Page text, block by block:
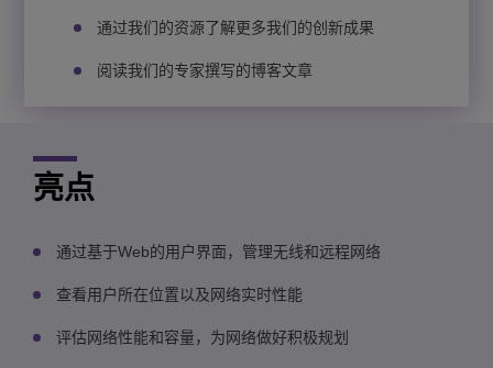
通过我们的资源了解更多我们的创新成果
阅读我们的专家撰写的博客文章
亮点
通过基于Web的用户界面，管理无线和远程网络
查看用户所在位置以及网络实时性能
评估网络性能和容量，为网络做好积极规划